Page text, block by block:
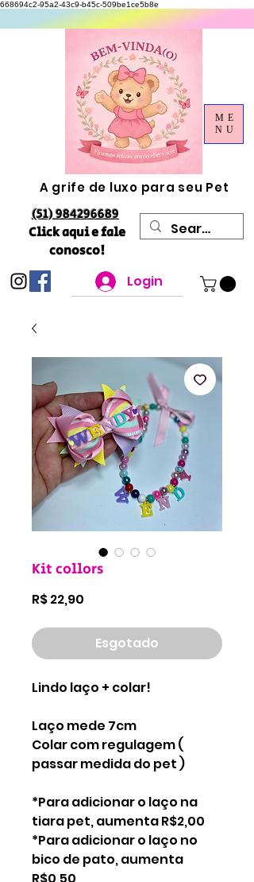
668694c2-95a2-43c9-b45c-509be1ce5b8e
A grife de luxo para seu Pet
(51) 984296689
Click aqui e fale
conosco!
Login
ME
NU
Kit collors
R$ 22,90
Esgotado
Lindo laço + colar!
Laço mede 7cm
Colar com regulagem (
passar medida do pet )
*Para adicionar o laço na
tiara pet, aumenta R$2,00
*Para adicionar o laço no
bico de pato, aumenta